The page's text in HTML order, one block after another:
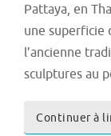
Pattaya, en
une superficie
l’ancienne
sculptures au
Continuer à